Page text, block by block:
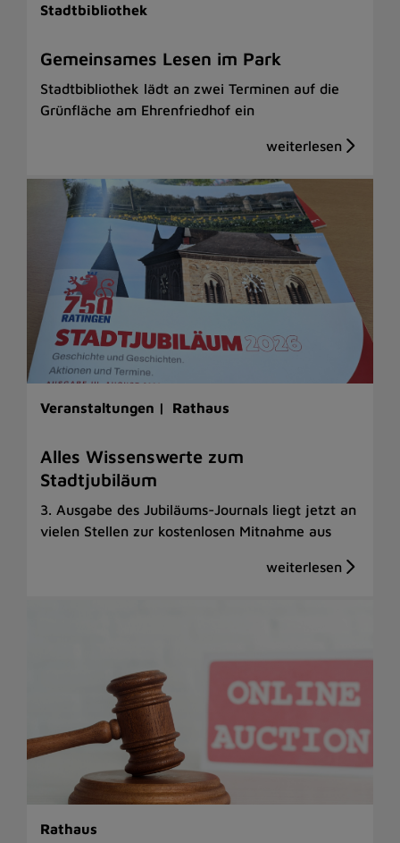
Stadtbibliothek
Gemeinsames Lesen im Park
Stadtbibliothek lädt an zwei Terminen auf die
Grünfläche am Ehrenfriedhof ein
Veranstaltungen | Rathaus
Alles Wissenswerte zum
Stadtjubiläum
3. Ausgabe des Jubiläums-Journals liegt jetzt an
vielen Stellen zur kostenlosen Mitnahme aus
Rathaus